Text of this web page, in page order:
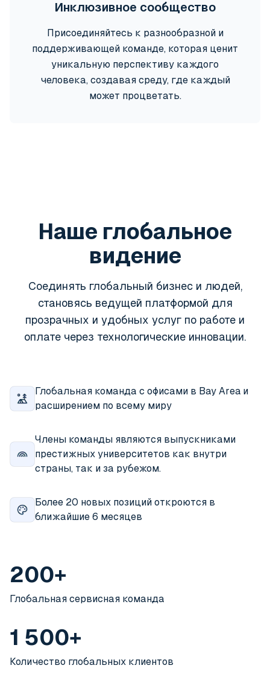
Инклюзивное сообщество
Присоединяйтесь к разнообразной и
поддерживающей команде, которая ценит
уникальную перспективу каждого
человека, создавая среду, где каждый
может процветать.
Наше глобальное
видение
Соединять глобальный бизнес и людей,
становясь ведущей платформой для
прозрачных и удобных услуг по работе и
оплате через технологические инновации.
Глобальная команда с офисами в Bay Area и
расширением по всему миру
Члены команды являются выпускниками
престижных университетов как внутри
страны, так и за рубежом.
Более 20 новых позиций откроются в
ближайшие 6 месяцев
200+
Глобальная сервисная команда
1 500+
Количество глобальных клиентов